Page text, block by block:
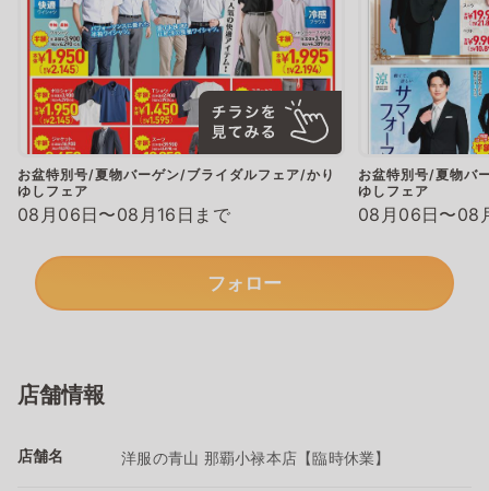
お盆特別号/夏物バーゲン/ブライダルフェア/かり
ゆしフェア
08月06日〜08月16日まで
お盆特別号/夏物バ
ゆしフェア
08月06日〜08
フォロー
店舗情報
店舗名 洋服の青山 那覇小禄本店【臨時休業】